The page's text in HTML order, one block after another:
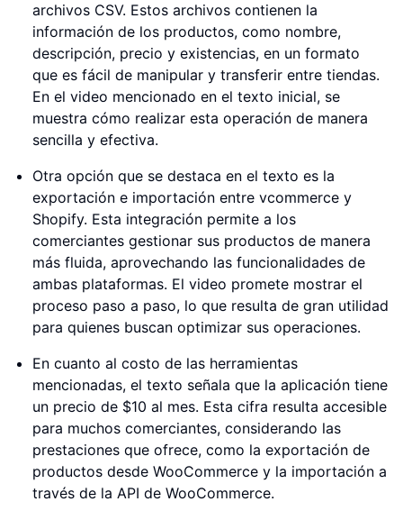
archivos CSV. Estos archivos contienen la
información de los productos, como nombre,
descripción, precio y existencias, en un formato
que es fácil de manipular y transferir entre tiendas.
En el video mencionado en el texto inicial, se
muestra cómo realizar esta operación de manera
sencilla y efectiva.
Otra opción que se destaca en el texto es la
exportación e importación entre vcommerce y
Shopify. Esta integración permite a los
comerciantes gestionar sus productos de manera
más fluida, aprovechando las funcionalidades de
ambas plataformas. El video promete mostrar el
proceso paso a paso, lo que resulta de gran utilidad
para quienes buscan optimizar sus operaciones.
En cuanto al costo de las herramientas
mencionadas, el texto señala que la aplicación tiene
un precio de $10 al mes. Esta cifra resulta accesible
para muchos comerciantes, considerando las
prestaciones que ofrece, como la exportación de
productos desde WooCommerce y la importación a
través de la API de WooCommerce.